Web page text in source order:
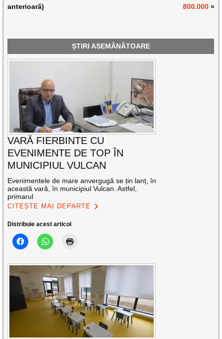
anterioară)
800.000»
ȘTIRI ASEMĂNĂTOARE
VARĂ FIERBINTE CU
EVENIMENTE DE TOP ÎN
MUNICIPIUL VULCAN
Evenimentele de mare anvergugă se țin lanț, în
această vară, în municipiul Vulcan. Astfel,
primarul
CITEȘTE MAI DEPARTE
Distribuie acest articol